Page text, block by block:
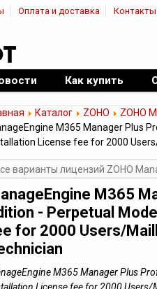
Оплата и доставка Контакты
Как купить
Каталог ZOHO
ZOHO
M365 Manager Plus
License fee for 2000
варианты лицензий ZOHO
M365
- Perpetual
for 2000 Users/
M365 Manager Plus